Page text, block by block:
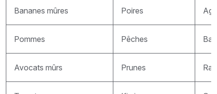
Bananes mûres Poires
Pommes Pêches
Avocats mûrs Prunes